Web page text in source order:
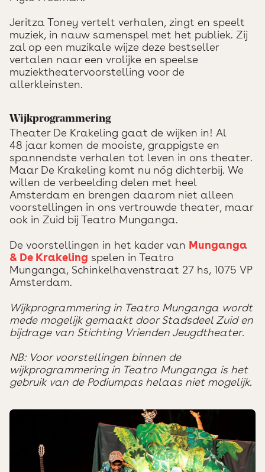
Jeritza Toney vertelt verhalen, zingt en speelt
muziek, in nauw samenspel met het publiek. Zij
zal op een muzikale wijze deze bestseller
vertalen naar een vrolijke en speelse
muziektheatervoorstelling voor de
allerkleinsten.
Wijkprogrammering
Theater De Krakeling gaat de wijken in! Al
48 jaar komen de mooiste, grappigste en
spannendste verhalen tot leven in ons theater.
Maar De Krakeling komt nu nóg dichterbij. We
willen de verbeelding delen met heel
Amsterdam en brengen daarom niet alleen
voorstellingen in ons vertrouwde theater, maar
ook in Zuid bij Teatro Munganga.
De voorstellingen in het kader van Munganga
& De Krakeling spelen in Teatro
Munganga, Schinkelhavenstraat 27 hs, 1075 VP
Amsterdam.
Wijkprogrammering in Teatro Munganga wordt
mede mogelijk gemaakt door Stadsdeel Zuid en
bijdrage van Stichting Vrienden Jeugdtheater.
NB: Voor voorstellingen binnen de
wijkprogrammering in Teatro Munganga is het
gebruik van de Podiumpas helaas niet mogelijk.